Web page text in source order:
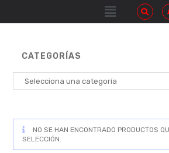
CATEGORÍAS
NO SE HAN ENCONTRADO PRODUCTOS
SELECCIÓN.